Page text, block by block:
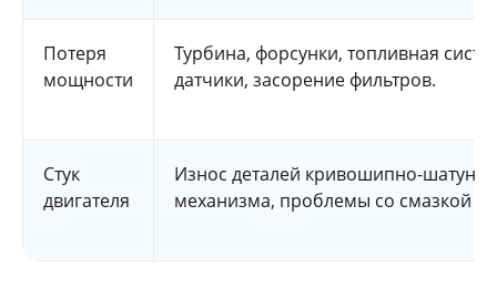
Потеря
мощности
Турбина, форсунки, топливная
датчики, засорение фильтров.
Стук
двигателя
Износ деталей кривошипно-
механизма, проблемы со смазкой